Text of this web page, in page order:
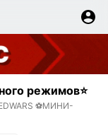
режимов⭐
⚽МИНИ-